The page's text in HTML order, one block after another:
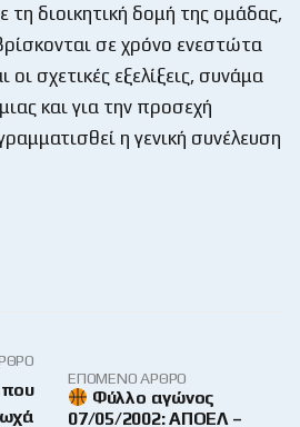
τη διοικητική δομή της ομάδας,
σε χρόνο ενεστώτα
οι σχετικές εξελίξεις, συνάμα
και για την προσεχή
η γενική συνέλευση
ΕΠΌΜΕΝΟ ΆΡΘΡΟ
Φύλλο αγώνος
07/05/2002: ΑΠΟΕΛ –